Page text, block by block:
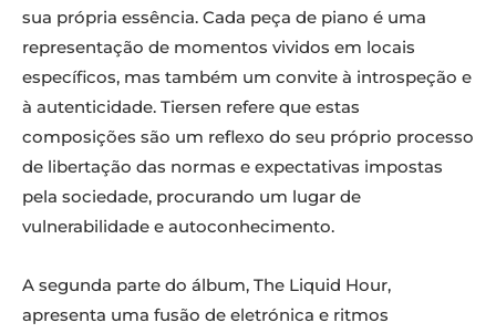
sua própria essência. Cada peça de piano é uma
representação de momentos vividos em locais
específicos, mas também um convite à introspeção e
à autenticidade. Tiersen refere que estas
composições são um reflexo do seu próprio processo
de libertação das normas e expectativas impostas
pela sociedade, procurando um lugar de
vulnerabilidade e autoconhecimento.
A segunda parte do álbum, The Liquid Hour,
apresenta uma fusão de eletrónica e ritmos